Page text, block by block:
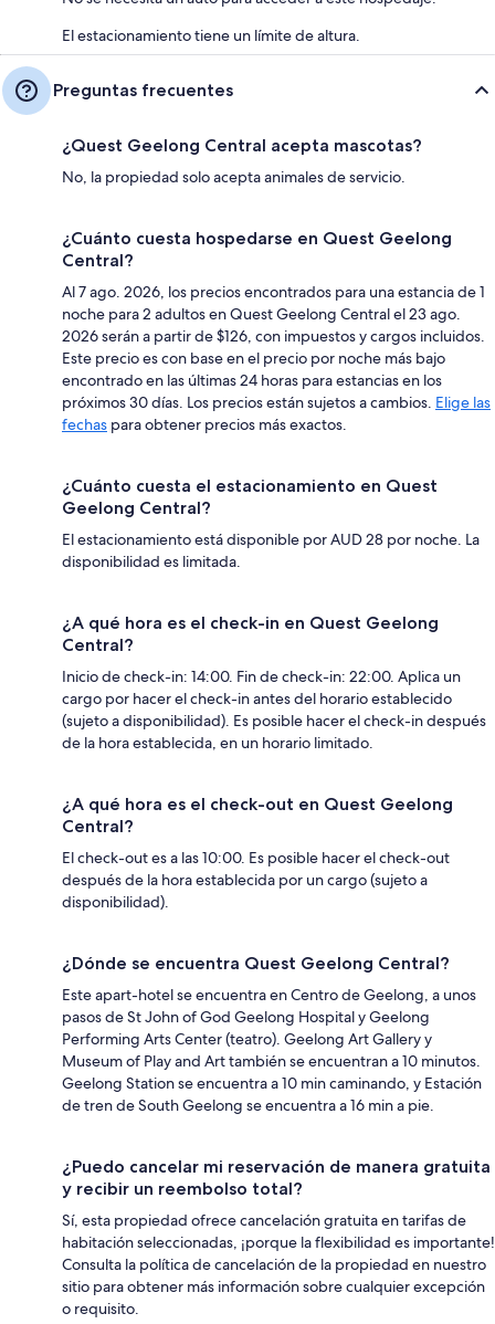
El estacionamiento tiene un límite de altura.
Preguntas frecuentes
¿Quest Geelong Central acepta mascotas?
No, la propiedad solo acepta animales de servicio.
¿Cuánto cuesta hospedarse en Quest Geelong
Central?
Al 7 ago. 2026, los precios encontrados para una estancia de 1
noche para 2 adultos en Quest Geelong Central el 23 ago.
2026 serán a partir de $126, con impuestos y cargos incluidos.
Este precio es con base en el precio por noche más bajo
encontrado en las últimas 24 horas para estancias en los
próximos 30 días. Los precios están sujetos a cambios. Elige las
fechas para obtener precios más exactos.
¿Cuánto cuesta el estacionamiento en Quest
Geelong Central?
El estacionamiento está disponible por AUD 28 por noche. La
disponibilidad es limitada.
¿A qué hora es el check-in en Quest Geelong
Central?
Inicio de check-in: 14:00. Fin de check-in: 22:00. Aplica un
cargo por hacer el check-in antes del horario establecido
(sujeto a disponibilidad). Es posible hacer el check-in después
de la hora establecida, en un horario limitado.
¿A qué hora es el check-out en Quest Geelong
Central?
El check-out es a las 10:00. Es posible hacer el check-out
después de la hora establecida por un cargo (sujeto a
disponibilidad).
¿Dónde se encuentra Quest Geelong Central?
Este apart-hotel se encuentra en Centro de Geelong, a unos
pasos de St John of God Geelong Hospital y Geelong
Performing Arts Center (teatro). Geelong Art Gallery y
Museum of Play and Art también se encuentran a 10 minutos.
Geelong Station se encuentra a 10 min caminando, y Estación
de tren de South Geelong se encuentra a 16 min a pie.
¿Puedo cancelar mi reservación de manera gratuita
y recibir un reembolso total?
Sí, esta propiedad ofrece cancelación gratuita en tarifas de
habitación seleccionadas, ¡porque la flexibilidad es importante!
Consulta la política de cancelación de la propiedad en nuestro
sitio para obtener más información sobre cualquier excepción
o requisito.